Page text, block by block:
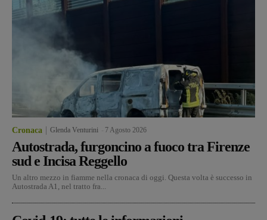
Cronaca Glenda Venturini 7 Agosto 2026
Autostrada, furgoncino a fuoco tra Firenze
sud e Incisa Reggello
Un altro mezzo in fiamme nella cronaca di oggi. Questa volta è successo in
Autostrada A1, nel tratto fra...